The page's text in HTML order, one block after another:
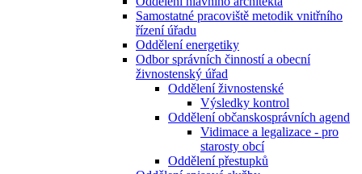
Samostatné pracoviště metodik vnitřního
řízení úřadu
Oddělení energetiky
Odbor správních činností a obecní
živnostenský úřad
Oddělení živnostenské
Výsledky kontrol
Oddělení občanskosprávních agend
Vidimace a legalizace - pro
starosty obcí
Oddělení přestupků